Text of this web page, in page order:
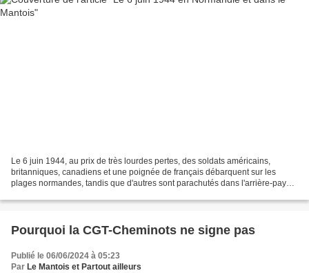
Le 6 juin 1944, au prix de très lourdes pertes, des soldats américains,
britanniques, canadiens et une poignée de français débarquent sur les
plages normandes, tandis que d'autres sont parachutés dans l'arrière-pays.
Pourquoi la CGT-Cheminots ne signe pas
Publié le 06/06/2024 à 05:23
Par Le Mantois et Partout ailleurs